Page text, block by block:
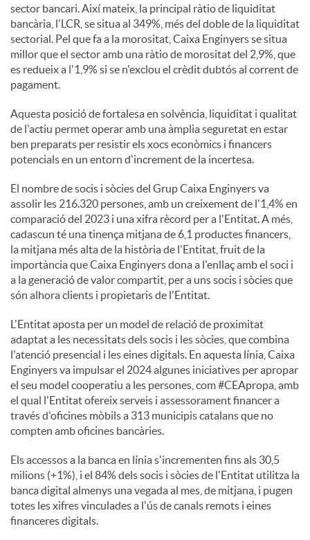
sector bancari. Així mateix, la principal ràtio de liquiditat
bancària, l'LCR, se situa al 349%, més del doble de la liquiditat
sectorial. Pel que fa a la morositat, Caixa Enginyers se situa
millor que el sector amb una ràtio de morositat del 2,9%, que
es redueix a l'1,9% si se n'exclou el crèdit dubtós al corrent de
pagament.
Aquesta posició de fortalesa en solvència, liquiditat i qualitat
de l'actiu permet operar amb una àmplia seguretat en estar
ben preparats per resistir els xocs econòmics i financers
potencials en un entorn d'increment de la incertesa.
El nombre de socis i sòcies del Grup Caixa Enginyers va
assolir les 216.320 persones, amb un creixement de l'1,4% en
comparació del 2023 i una xifra rècord per a l'Entitat. A més,
cadascun té una tinença mitjana de 6,1 productes financers,
la mitjana més alta de la història de l'Entitat, fruit de la
importància que Caixa Enginyers dona a l'enllaç amb el soci i
a la generació de valor compartit, per a uns socis i sòcies que
són alhora clients i propietaris de l'Entitat.
L'Entitat aposta per un model de relació de proximitat
adaptat a les necessitats dels socis i les sòcies, que combina
l'atenció presencial i les eines digitals. En aquesta línia, Caixa
Enginyers va impulsar el 2024 algunes iniciatives per apropar
el seu model cooperatiu a les persones, com #CEApropa, amb
el qual l'Entitat ofereix serveis i assessorament financer a
través d'oficines mòbils a 313 municipis catalans que no
compten amb oficines bancàries.
Els accessos a la banca en línia s'incrementen fins als 30,5
milions (+1%), i el 84% dels socis i sòcies de l'Entitat utilitza la
banca digital almenys una vegada al mes, de mitjana, i pugen
totes les xifres vinculades a l'ús de canals remots i eines
financeres digitals.